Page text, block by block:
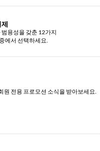
용성을 갖춘 12가지
에서 선택하세요.
원 전용 프로모션 소식을 받아보세요.